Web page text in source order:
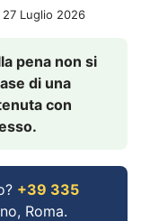
27 Luglio 2026
pena non si
di una
con
+39 335
Roma.